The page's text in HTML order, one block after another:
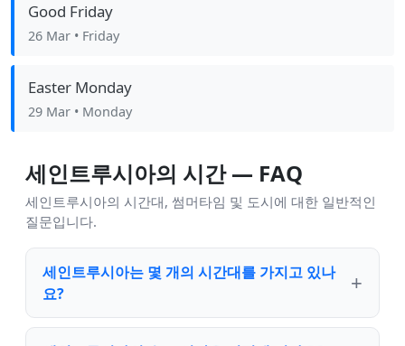
Good Friday
26 Mar • Friday
Easter Monday
29 Mar • Monday
세인트루시아의 시간 — FAQ
세인트루시아의 시간대, 썸머타임 및 도시에 대한 일반적인
질문입니다.
세인트루시아는 몇 개의 시간대를 가지고 있나
요?